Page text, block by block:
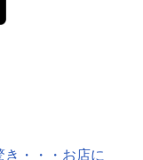
・・・お店に